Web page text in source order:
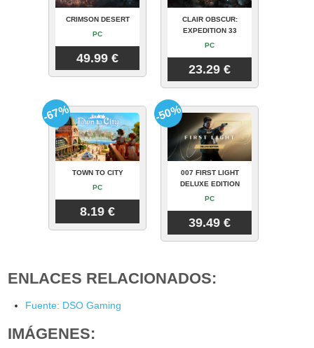
CRIMSON DESERT
PC
49.99 €
CLAIR OBSCUR:
EXPEDITION 33
PC
23.29 €
TOWN TO CITY
PC
8.19 €
-67%
007 FIRST LIGHT
DELUXE EDITION
PC
39.49 €
-50%
ENLACES RELACIONADOS:
Fuente: DSO Gaming
IMÁGENES: